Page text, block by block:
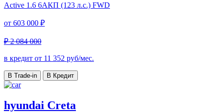
Active 1.6 6AКП (123 л.с.) FWD
от 603 000 ₽
₽ 2 084 000
в кредит от 11 352 руб/мес.
В Trade-in В Кредит
hyundai Creta